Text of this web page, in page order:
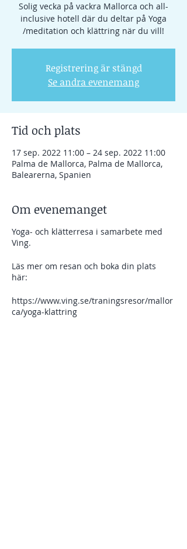
Solig vecka på vackra Mallorca och all-
inclusive hotell där du deltar på Yoga
/meditation och klättring när du vill!
Registrering är stängd
Se andra evenemang
Tid och plats
17 sep. 2022 11:00 – 24 sep. 2022 11:00
Palma de Mallorca, Palma de Mallorca,
Balearerna, Spanien
Om evenemanget
Yoga- och klätterresa i samarbete med
Ving.
Läs mer om resan och boka din plats
här:
https://www.ving.se/traningsresor/mallor
ca/yoga-klattring